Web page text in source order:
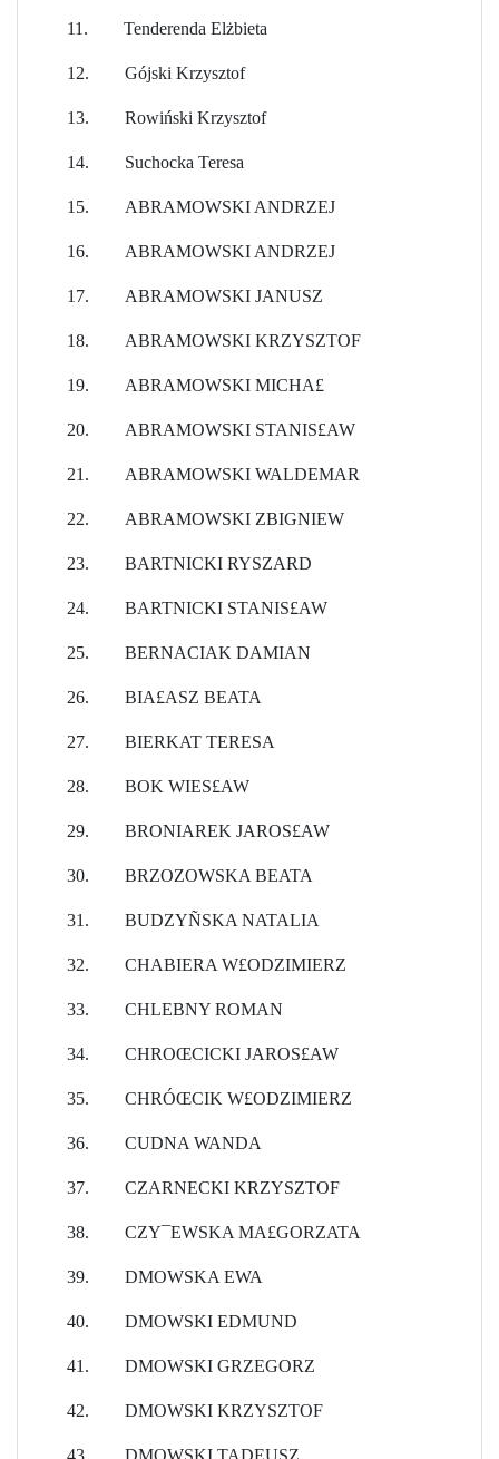
11. Tenderenda Elżbieta
12. Gójski Krzysztof
13. Rowiński Krzysztof
14. Suchocka Teresa
15. ABRAMOWSKI ANDRZEJ
16. ABRAMOWSKI ANDRZEJ
17. ABRAMOWSKI JANUSZ
18. ABRAMOWSKI KRZYSZTOF
19. ABRAMOWSKI MICHA£
20. ABRAMOWSKI STANIS£AW
21. ABRAMOWSKI WALDEMAR
22. ABRAMOWSKI ZBIGNIEW
23. BARTNICKI RYSZARD
24. BARTNICKI STANIS£AW
25. BERNACIAK DAMIAN
26. BIA£ASZ BEATA
27. BIERKAT TERESA
28. BOK WIES£AW
29. BRONIAREK JAROS£AW
30. BRZOZOWSKA BEATA
31. BUDZYÑSKA NATALIA
32. CHABIERA W£ODZIMIERZ
33. CHLEBNY ROMAN
34. CHROŒCICKI JAROS£AW
35. CHRÓŒCIK W£ODZIMIERZ
36. CUDNA WANDA
37. CZARNECKI KRZYSZTOF
38. CZY¯EWSKA MA£GORZATA
39. DMOWSKA EWA
40. DMOWSKI EDMUND
41. DMOWSKI GRZEGORZ
42. DMOWSKI KRZYSZTOF